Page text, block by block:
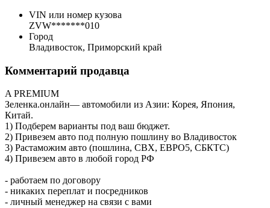
VIN или номер кузова
ZVW*******010
Город
Владивосток, Приморский край
Комментарий продавца
A PREMIUM
Зеленка.онлайн— автомобили из Азии: Корея, Япония,
Китай.
1) Подберем варианты под ваш бюджет.
2) Привезем авто под полную пошлину во Владивосток
3) Растаможим авто (пошлина, СВХ, ЕВРО5, CБКТС)
4) Привезем авто в любой город РФ
- работаем по договору
- никаких переплат и посредников
- личный менеджер на связи с вами